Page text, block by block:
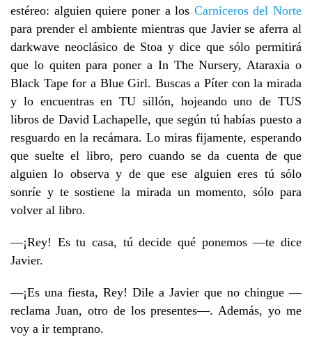
estéreo: alguien quiere poner a los Carniceros del Norte
para prender el ambiente mientras que Javier se aferra al
darkwave neoclásico de Stoa y dice que sólo permitirá
que lo quiten para poner a In The Nursery, Ataraxia o
Black Tape for a Blue Girl. Buscas a Píter con la mirada
y lo encuentras en TU sillón, hojeando uno de TUS
libros de David Lachapelle, que según tú habías puesto a
resguardo en la recámara. Lo miras fijamente, esperando
que suelte el libro, pero cuando se da cuenta de que
alguien lo observa y de que ese alguien eres tú sólo
sonríe y te sostiene la mirada un momento, sólo para
volver al libro.
—¡Rey! Es tu casa, tú decide qué ponemos —te dice
Javier.
—¡Es una fiesta, Rey! Dile a Javier que no chingue —
reclama Juan, otro de los presentes—. Además, yo me
voy a ir temprano.